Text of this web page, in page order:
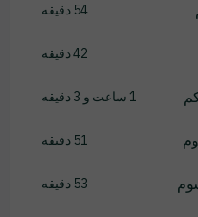
54 دقیقه
42 دقیقه
1 ساعت و 3 دقیقه
51 دقیقه
53 دقیقه